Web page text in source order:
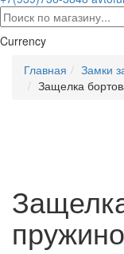
Currency
Главная
Замки
Защелка